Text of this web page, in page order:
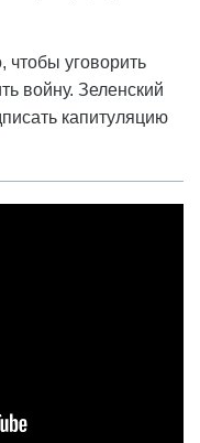
чтобы уговорить
войну. Зеленский
капитуляцию